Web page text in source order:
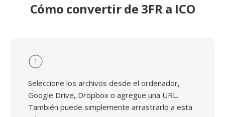
Cómo convertir de 3FR a ICO
1
Seleccione los archivos desde el ordenador,
Google Drive, Dropbox o agregue una URL.
También puede simplemente arrastrarlo a esta